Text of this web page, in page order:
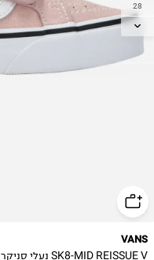
28
29
VANS
SK8-MID REISSUE V נעלי סניקרס לבנות